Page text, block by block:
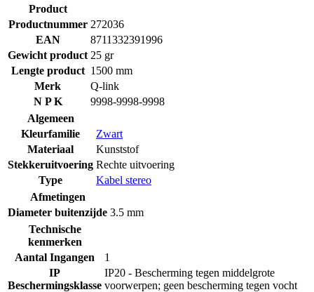
Product
Productnummer 272036
EAN
8711332391996
Gewicht product 25 gr
Lengte product 1500 mm
Merk
Q-link
N P K
9998-9998-9998
Algemeen
Kleurfamilie
Zwart
Materiaal
Kunststof
Stekkeruitvoering Rechte uitvoering
Type
Kabel stereo
Afmetingen
Diameter buitenzijde 3.5 mm
Technische
kenmerken
Aantal Ingangen
1
IP
Beschermingsklasse
IP20 - Bescherming tegen middelgrote
voorwerpen; geen bescherming tegen vocht